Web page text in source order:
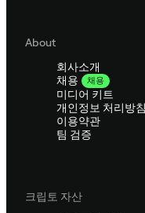
About
회사소개
채용
채용
미디어 키트
개인정보 처리방침
이용약관
팀 검증
크립토 자산